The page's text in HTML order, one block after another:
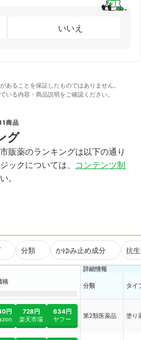
いいえ
あることを保証したものではありません。
いる内容・商品説明をご確認ください。
商品
グ
販薬のランキングは以下の通り
ックについては、
コンテンツ制
。
分類 かゆみ止め成分 抗
格
詳細情報
分類 タイ
円
728円
楽天市場
634円
ヤフー
第2類医薬品 塗り